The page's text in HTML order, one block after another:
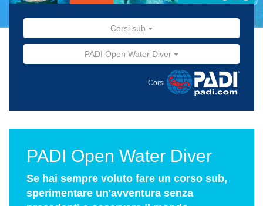
Corsi sub
PADI Open Water Diver
Corsi
PADI Open Water Diver
Se hai sempre voluto fare un corso sub,
sperimentare un'avventura senza